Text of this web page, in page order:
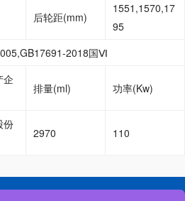
后轮距(mm)
1551,1570,17
95
2018国Ⅵ
企
排量(ml) 功率(Kw)
份
2970 110